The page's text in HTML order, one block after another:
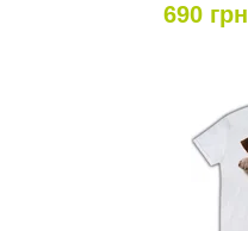
690 грн